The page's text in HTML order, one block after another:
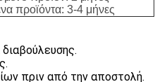
προϊόντα: 3-4 μήνες
πριν από την αποστολή.